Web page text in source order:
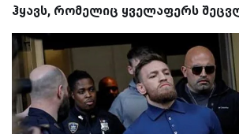
ჰყავს, რომელიც ყველაფერს